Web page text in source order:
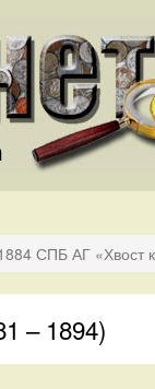
СПБ АГ «Хвост
– 1894)